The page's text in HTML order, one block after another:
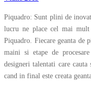
Piquadro: Sunt plini de
lucru ne place cel mai
Piquadro. Fiecare geanta de
maini si etape de
designeri talentati care
cand in final este creata